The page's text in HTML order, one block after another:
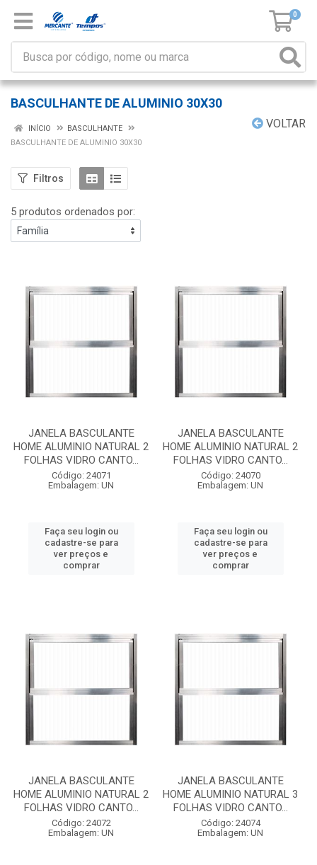
0
BASCULHANTE DE ALUMINIO 30X30
VOLTAR
INÍCIO
BASCULHANTE
BASCULHANTE DE ALUMINIO 30X30
Filtros
5 produtos ordenados por:
JANELA BASCULANTE
HOME ALUMINIO NATURAL 2
FOLHAS VIDRO CANTO...
Código: 24071
Embalagem: UN
Faça seu login ou
cadastre-se para
ver preços e
comprar
JANELA BASCULANTE
HOME ALUMINIO NATURAL 2
FOLHAS VIDRO CANTO...
Código: 24070
Embalagem: UN
Faça seu login ou
cadastre-se para
ver preços e
comprar
JANELA BASCULANTE
HOME ALUMINIO NATURAL 2
FOLHAS VIDRO CANTO...
Código: 24072
Embalagem: UN
JANELA BASCULANTE
HOME ALUMINIO NATURAL 3
FOLHAS VIDRO CANTO...
Código: 24074
Embalagem: UN